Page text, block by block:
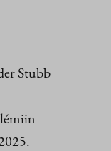
Stubb